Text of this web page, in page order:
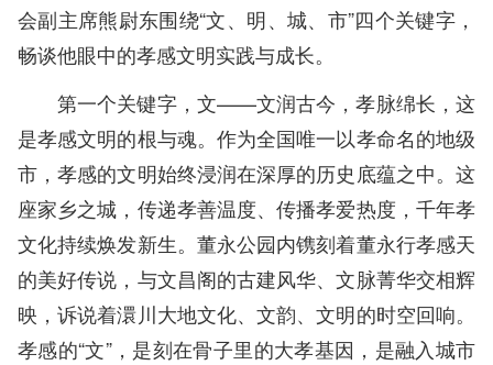
会副主席熊尉东围绕“文、明、城、市”四个关键字，
畅谈他眼中的孝感文明实践与成长。
第一个关键字，文——文润古今，孝脉绵长，这
是孝感文明的根与魂。作为全国唯一以孝命名的地级
市，孝感的文明始终浸润在深厚的历史底蕴之中。这
座家乡之城，传递孝善温度、传播孝爱热度，千年孝
文化持续焕发新生。董永公园内镌刻着董永行孝感天
的美好传说，与文昌阁的古建风华、文脉菁华交相辉
映，诉说着澴川大地文化、文韵、文明的时空回响。
孝感的“文”，是刻在骨子里的大孝基因，是融入城市